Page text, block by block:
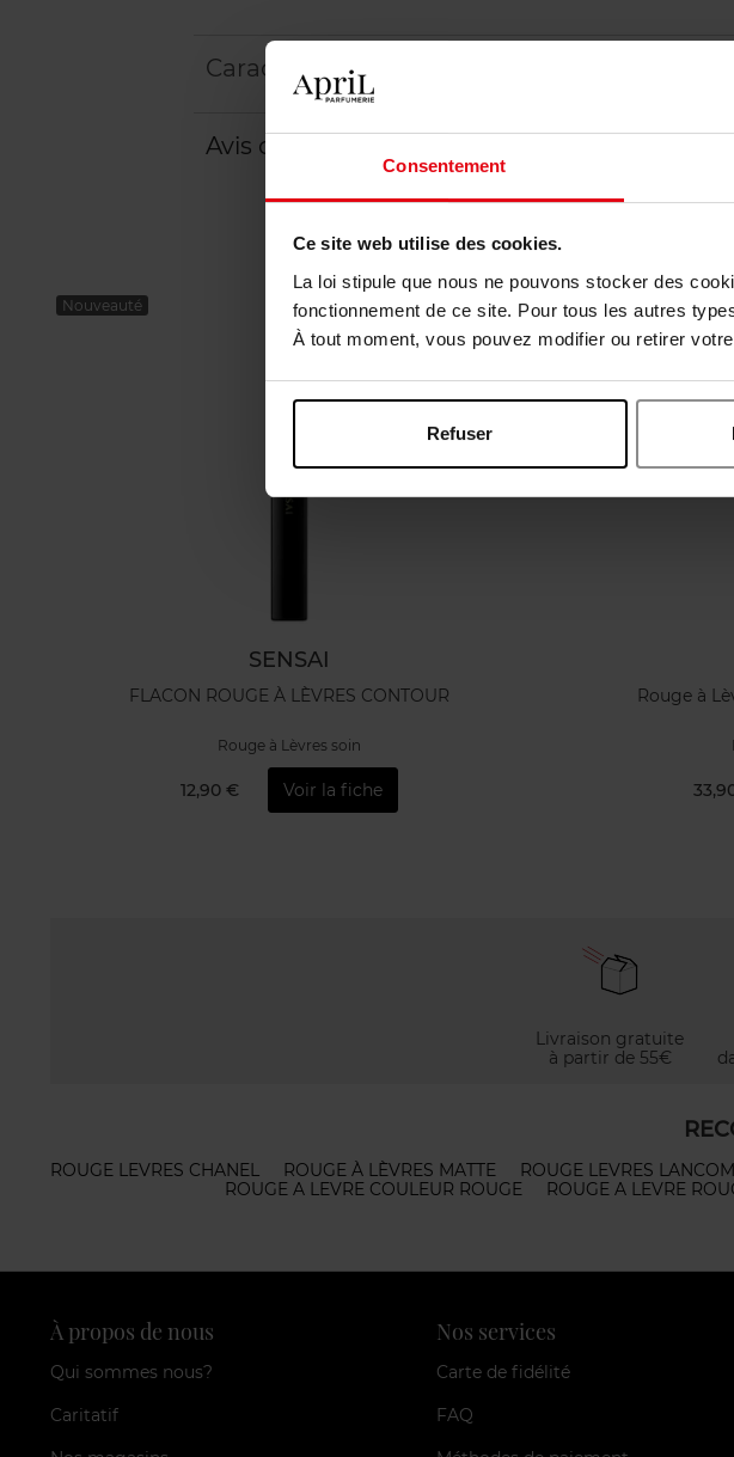
Consentement
Ce site web utilise des cookies.
La loi stipule que nous ne pouvons stocker des
fonctionnement de ce site. Pour tous les autres
À tout moment, vous pouvez modifier ou retirer
Refuser
Caractéristiques
Avis client
Nouveauté
SENSAI
FLACON ROUGE À LÈVRES CONTOUR
Rouge à Lèvres soin
12,90 € Voir la fiche
Nouveauté
Rouge à
Livraison gratuite
à partir de 55€
ROUGE LEVRES CHANEL ROUGE À LÈVRES MATTE ROUGE LEVRES
ROUGE A LEVRE COULEUR ROUGE
ROUGE A LEVRE
À propos de nous
Qui sommes nous?
Caritatif
Nos services
Carte de fidélité
FAQ